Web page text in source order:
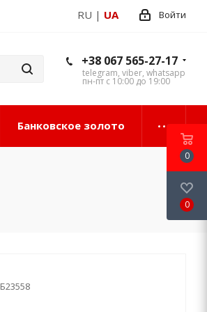
Войти
RU | UA
+38 067 565-27-17
telegram, viber, whatsapp
пн-пт с 10:00 до 19:00
Банковское золото
Б23558
0
0